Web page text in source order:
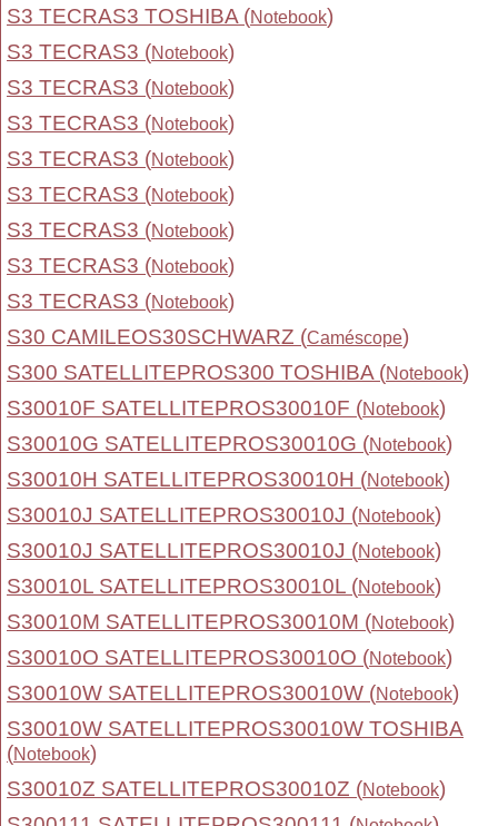
S3 TECRAS3 TOSHIBA (Notebook)
S3 TECRAS3 (Notebook)
S3 TECRAS3 (Notebook)
S3 TECRAS3 (Notebook)
S3 TECRAS3 (Notebook)
S3 TECRAS3 (Notebook)
S3 TECRAS3 (Notebook)
S3 TECRAS3 (Notebook)
S3 TECRAS3 (Notebook)
S30 CAMILEOS30SCHWARZ (Caméscope)
S300 SATELLITEPROS300 TOSHIBA (Notebook)
S30010F SATELLITEPROS30010F (Notebook)
S30010G SATELLITEPROS30010G (Notebook)
S30010H SATELLITEPROS30010H (Notebook)
S30010J SATELLITEPROS30010J (Notebook)
S30010J SATELLITEPROS30010J (Notebook)
S30010L SATELLITEPROS30010L (Notebook)
S30010M SATELLITEPROS30010M (Notebook)
S30010O SATELLITEPROS30010O (Notebook)
S30010W SATELLITEPROS30010W (Notebook)
S30010W SATELLITEPROS30010W TOSHIBA
(Notebook)
S30010Z SATELLITEPROS30010Z (Notebook)